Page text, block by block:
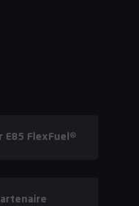
E85 FlexFuel®